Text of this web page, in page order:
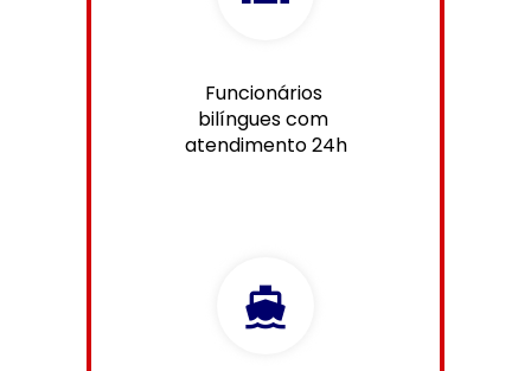
Funcionários
bilíngues com
atendimento 24h